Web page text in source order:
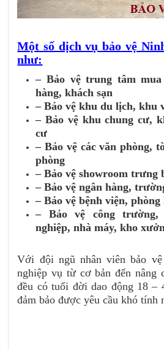
Một số dịch vụ bảo vệ
như:
– Bảo vệ trung tâm
hàng, khách sạn
– Bảo vệ khu du lịch, khu
– Bảo vệ khu chung cư,
cư
– Bảo vệ các văn phòng,
phòng
– Bảo vệ showroom trưng
– Bảo vệ ngân hàng,
– Bảo vệ bệnh viện,
– Bảo vệ công
nghiệp, nhà máy, kho
Với đội ngũ nhân viên bảo
nghiệp vụ từ cơ bản đến nâng
đều có tuổi đời dao động 18 –
đảm bảo được yêu cầu khó tính